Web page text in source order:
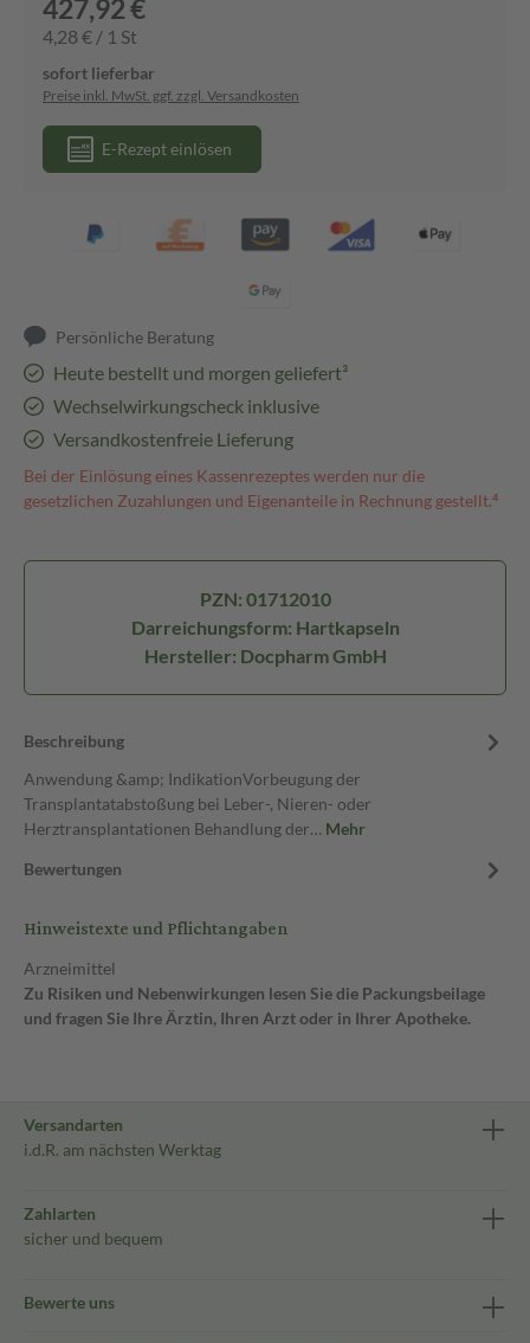
427,92 €
4,28 € / 1 St
sofort lieferbar
Preise inkl. MwSt. ggf. zzgl. Versandkosten
E-Rezept einlösen
Persönliche Beratung
Heute bestellt und morgen geliefert³
Wechselwirkungscheck inklusive
Versandkostenfreie Lieferung
Bei der Einlösung eines Kassenrezeptes werden nur die
gesetzlichen Zuzahlungen und Eigenanteile in Rechnung gestellt.⁴
PZN: 01712010
Darreichungsform: Hartkapseln
Hersteller: Docpharm GmbH
Beschreibung
Anwendung &amp; IndikationVorbeugung der
Transplantatabstoßung bei Leber-, Nieren- oder
Herztransplantationen Behandlung der… Mehr
Bewertungen
Hinweistexte und Pflichtangaben
Arzneimittel
Zu Risiken und Nebenwirkungen lesen Sie die Packungsbeilage
und fragen Sie Ihre Ärztin, Ihren Arzt oder in Ihrer Apotheke.
Versandarten
i.d.R. am nächsten Werktag
Zahlarten
sicher und bequem
Bewerte uns